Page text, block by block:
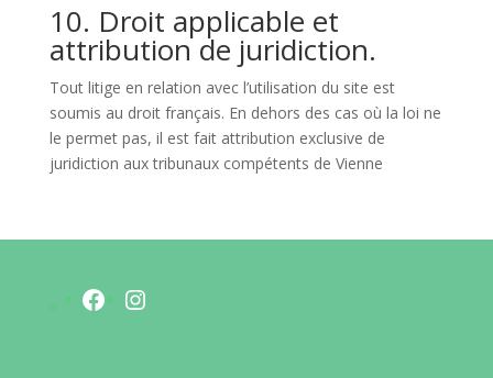
10. Droit applicable et
attribution de juridiction.
Tout litige en relation avec l’utilisation du site est
soumis au droit français. En dehors des cas où la loi ne
le permet pas, il est fait attribution exclusive de
juridiction aux tribunaux compétents de Vienne
Facebook
Instagram